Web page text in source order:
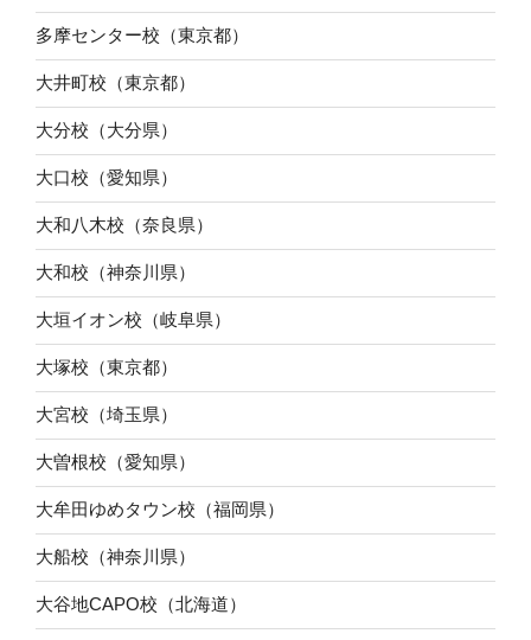
多摩センター校（東京都）
大井町校（東京都）
大分校（大分県）
大口校（愛知県）
大和八木校（奈良県）
大和校（神奈川県）
大垣イオン校（岐阜県）
大塚校（東京都）
大宮校（埼玉県）
大曽根校（愛知県）
大牟田ゆめタウン校（福岡県）
大船校（神奈川県）
大谷地CAPO校（北海道）